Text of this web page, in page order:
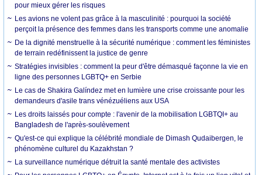
pour mieux gérer les risques
Les avions ne volent pas grâce à la masculinité : pourquoi la société
perçoit la présence des femmes dans les transports comme une anomalie
De la dignité menstruelle à la sécurité numérique : comment les féministes
de terrain redéfinissent la justice de genre
Stratégies invisibles : comment la peur d'être démasqué façonne la vie en
ligne des personnes LGBTQ+ en Serbie
Le cas de Shakira Galíndez met en lumière une crise croissante pour les
demandeurs d'asile trans vénézuéliens aux USA
Les droits laissés pour compte : l'avenir de la mobilisation LGBTQI+ au
Bangladesh de l'après-soulèvement
Qu'est-ce qui explique la célébrité mondiale de Dimash Qudaibergen, le
phénomène culturel du Kazakhstan ?
La surveillance numérique détruit la santé mentale des activistes